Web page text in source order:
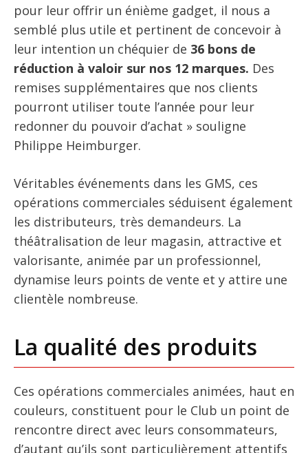
pour leur offrir un énième gadget, il nous a
semblé plus utile et pertinent de concevoir à
leur intention un chéquier de 36 bons de
réduction à valoir sur nos 12 marques. Des
remises supplémentaires que nos clients
pourront utiliser toute l’année pour leur
redonner du pouvoir d’achat » souligne
Philippe Heimburger.
Véritables événements dans les GMS, ces
opérations commerciales séduisent également
les distributeurs, très demandeurs. La
théâtralisation de leur magasin, attractive et
valorisante, animée par un professionnel,
dynamise leurs points de vente et y attire une
clientèle nombreuse.
La qualité des produits
Ces opérations commerciales animées, haut en
couleurs, constituent pour le Club un point de
rencontre direct avec leurs consommateurs,
d’autant qu’ils sont particulièrement attentifs